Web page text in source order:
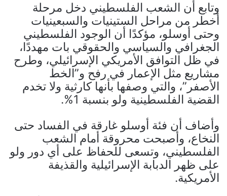
وتابع أن الشعب الفلسطيني دخل مرحلة
أخطر من مراحل الستينيات والسبعينيات
وحتى أوسلو، مؤكدًا أن الوجود الفلسطيني
الجغرافي والسياسي والحقوقي بات مهددًا،
في ظل التوافق الأمريكي الإسرائيلي، وطرح
مشاريع مثل الإعمار في رفح و”الخط
الأصفر”، والتي وصفها بأنها كارثية ولا تخدم
القضية الفلسطينية ولو بنسبة 1%.
وأضاف أن فئة أوسلو غارقة في الفساد حتى
النخاع، وأصبحت محروقة أمام الشعب
الفلسطيني، وتسعى للحفاظ على أي دور ولو
على ظهر الدبابة الإسرائيلية والقذيفة
الأمريكية.